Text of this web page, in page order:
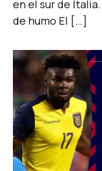
en el sur de
de humo El […]